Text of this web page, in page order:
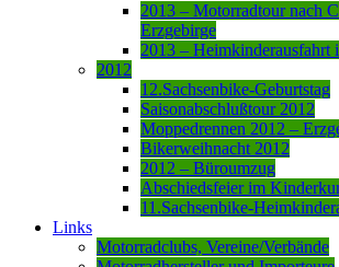
2013 – Motorradtour nach
Erzgebirge
2013 – Heimkinderausfahrt
2012
12.Sachsenbike-Geburtstag
Saisonabschlußtour 2012
Moppedrennen 2012 –
Bikerweihnacht 2012
2012 – Büroumzug
Abschiedsfeier im
11.Sachsenbike-
Links
Motorradclubs, Vereine/Verbände